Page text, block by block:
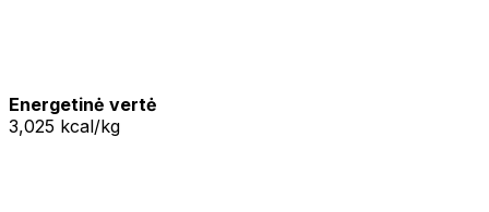
Energetinė vertė
3,025 kcal/kg